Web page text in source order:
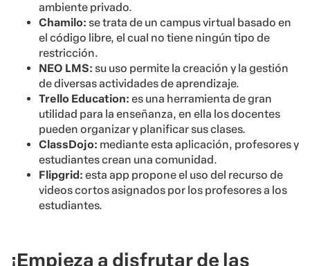
ambiente privado.
Chamilo: se trata de un campus virtual basado en
el código libre, el cual no tiene ningún tipo de
restricción.
NEO LMS: su uso permite la creación y la gestión
de diversas actividades de aprendizaje.
Trello Education: es una herramienta de gran
utilidad para la enseñanza, en ella los docentes
pueden organizar y planificar sus clases.
ClassDojo: mediante esta aplicación, profesores y
estudiantes crean una comunidad.
Flipgrid: esta app propone el uso del recurso de
videos cortos asignados por los profesores a los
estudiantes.
¡Empieza a disfrutar de las